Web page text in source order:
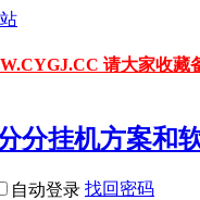
请大家收
自动登录 找回密码